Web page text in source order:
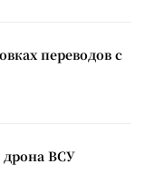
переводов с
дрона ВСУ